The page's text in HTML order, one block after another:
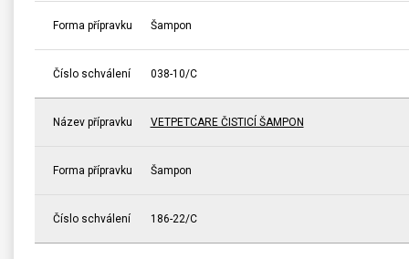
Forma přípravku Šampon
Číslo schválení 038-10/C
Název přípravku VETPETCARE ČISTICÍ ŠAMPON
Forma přípravku Šampon
Číslo schválení 186-22/C